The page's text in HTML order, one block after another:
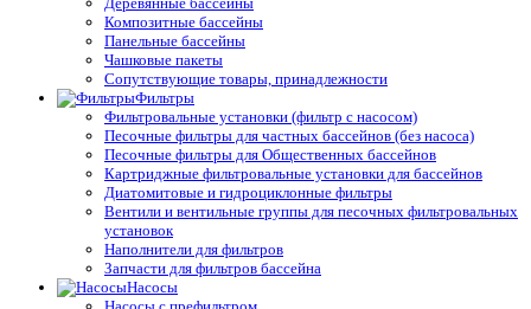
Композитные бассейны
Панельные бассейны
Чашковые пакеты
Сопутствующие товары, принадлежности
Фильтры
Фильтровальные установки (фильтр с насосом)
Песочные фильтры для частных бассейнов (без насоса)
Песочные фильтры для Общественных бассейнов
Картриджные фильтровальные установки для бассейнов
Диатомитовые и гидроциклонные фильтры
Вентили и вентильные группы для песочных фильтровальных
установок
Наполнители для фильтров
Запчасти для фильтров бассейна
Насосы